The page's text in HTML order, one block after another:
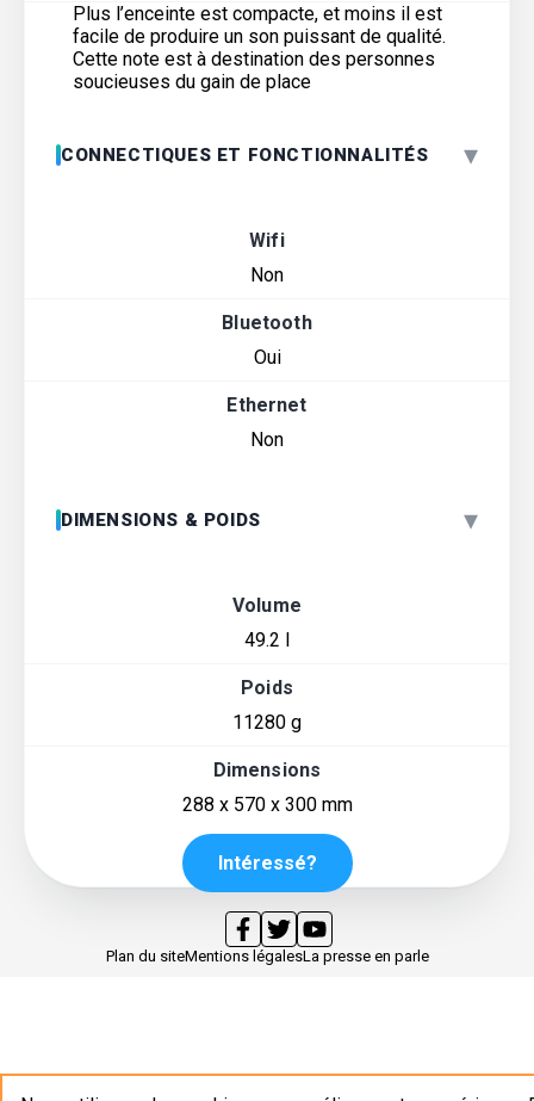
Plus l’enceinte est compacte, et moins il est
facile de produire un son puissant de qualité.
Cette note est à destination des personnes
soucieuses du gain de place
CONNECTIQUES ET FONCTIONNALITÉS ▾
Wifi
Non
Bluetooth
Oui
Ethernet
Non
DIMENSIONS & POIDS ▾
Volume
49.2 l
Poids
11280 g
Dimensions
288 x 570 x 300 mm
Intéressé?
Plan du siteMentions légalesLa presse en parle